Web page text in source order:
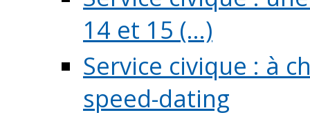
14 et 15 (...)
Service civique : à
speed-dating